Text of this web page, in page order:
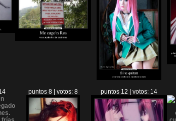
puntos 8 | votos: 8 puntos 12 | votos: 14